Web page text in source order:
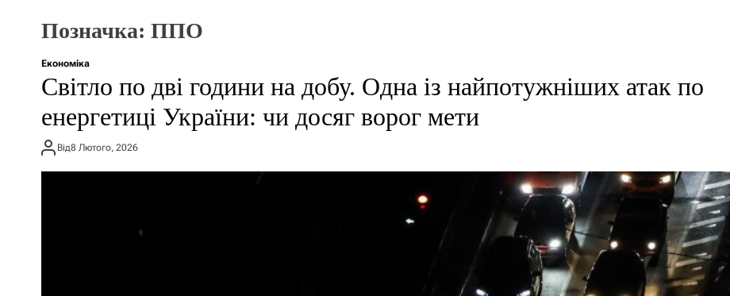
Позначка: ППО
Економіка
Світло по дві години на добу. Одна із найпотужніших атак по
енергетиці України: чи досяг ворог мети
Від8 Лютого, 2026